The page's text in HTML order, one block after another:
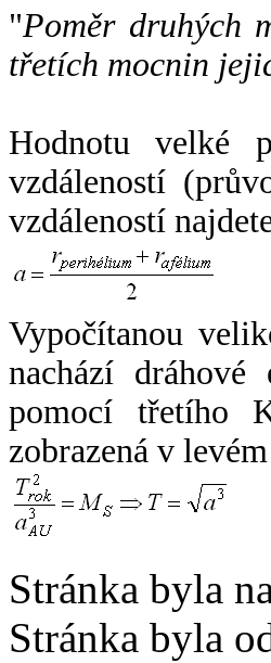
"Poměr druhých
třetích mocnin
Hodnotu velké
vzdáleností
vzdáleností
Vypočítanou
nachází
pomocí třetího
zobrazená v
Stránka byla
Stránka byla